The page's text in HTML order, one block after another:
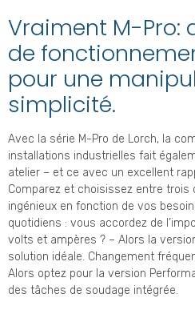
Vraiment M-Pro:
de
pour une
simplicité.
Avec la série M-Pro de Lorch, la
installations industrielles fait
atelier – et ce avec un excellent
Comparez et choisissez entre
ingénieux en fonction de vos
quotidiens : vous accordez de
volts et ampères ? – Alors la
solution idéale. Changement
Alors optez pour la version
des tâches de soudage intégrée.